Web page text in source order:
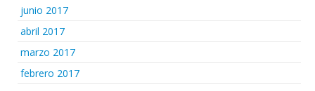
junio 2017
abril 2017
marzo 2017
febrero 2017